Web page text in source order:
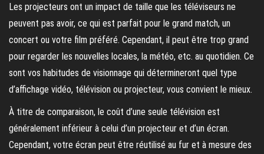
Les projecteurs ont un impact de taille que les téléviseurs ne
peuvent pas avoir, ce qui est parfait pour le grand match, un
concert ou votre film préféré. Cependant, il peut être trop grand
pour regarder les nouvelles locales, la météo, etc. au quotidien. Ce
sont vos habitudes de visionnage qui détermineront quel type
d’affichage vidéo, télévision ou projecteur, vous convient le mieux.
À titre de comparaison, le coût d’une seule télévision est
généralement inférieur à celui d’un projecteur et d’un écran.
Cependant, votre écran peut être réutilisé au fur et à mesure des